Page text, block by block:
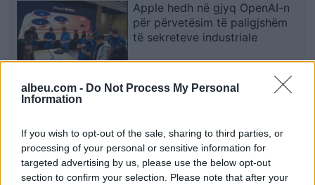
albeu.com - Do Not Process My Personal
Information
If you wish to opt-out of the sale, sharing to third parties, or
processing of your personal or sensitive information for
targeted advertising by us, please use the below opt-out
section to confirm your selection. Please note that after your
Apple hedh në gjyq OpenAI-n
për përvetësim të paligjshëm
të sekreteve industriale
Ndeshja Argjentinë–Egjipt
të papara